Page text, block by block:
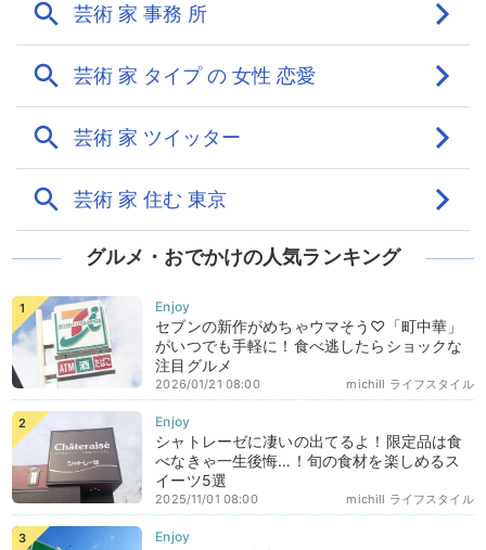
グルメ・おでかけの人気ランキング
セブンの新作がめちゃウマそう♡「町中華」
がいつでも手軽に！食べ逃したらショックな
注目グルメ
michill ライフスタイル
2026/01/21 08:00
シャトレーゼに凄いの出てるよ！限定品は食
べなきゃ一生後悔…！旬の食材を楽しめるス
イーツ5選
michill ライフスタイル
2025/11/01 08:00